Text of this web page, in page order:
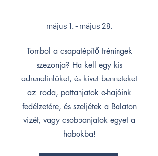
május 1. - május 28.
Tombol a csapatépítő tréningek
szezonja? Ha kell egy kis
adrenalinlöket, és kivet benneteket
az iroda, pattanjatok e-hajóink
fedélzetére, és szeljétek a Balaton
vizét, vagy csobbanjatok egyet a
habokba!